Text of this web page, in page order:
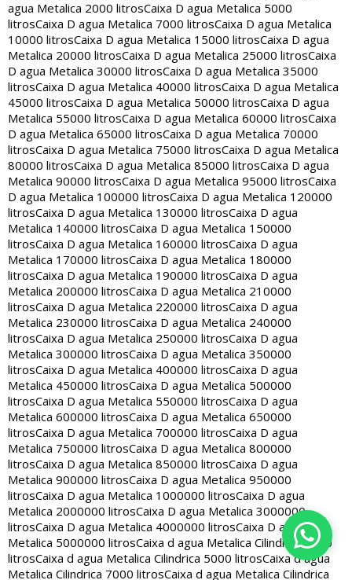
agua Metalica 2000 litrosCaixa D agua Metalica 5000
litrosCaixa D agua Metalica 7000 litrosCaixa D agua Metalica
10000 litrosCaixa D agua Metalica 15000 litrosCaixa D agua
Metalica 20000 litrosCaixa D agua Metalica 25000 litrosCaixa
D agua Metalica 30000 litrosCaixa D agua Metalica 35000
litrosCaixa D agua Metalica 40000 litrosCaixa D agua Metalica
45000 litrosCaixa D agua Metalica 50000 litrosCaixa D agua
Metalica 55000 litrosCaixa D agua Metalica 60000 litrosCaixa
D agua Metalica 65000 litrosCaixa D agua Metalica 70000
litrosCaixa D agua Metalica 75000 litrosCaixa D agua Metalica
80000 litrosCaixa D agua Metalica 85000 litrosCaixa D agua
Metalica 90000 litrosCaixa D agua Metalica 95000 litrosCaixa
D agua Metalica 100000 litrosCaixa D agua Metalica 120000
litrosCaixa D agua Metalica 130000 litrosCaixa D agua
Metalica 140000 litrosCaixa D agua Metalica 150000
litrosCaixa D agua Metalica 160000 litrosCaixa D agua
Metalica 170000 litrosCaixa D agua Metalica 180000
litrosCaixa D agua Metalica 190000 litrosCaixa D agua
Metalica 200000 litrosCaixa D agua Metalica 210000
litrosCaixa D agua Metalica 220000 litrosCaixa D agua
Metalica 230000 litrosCaixa D agua Metalica 240000
litrosCaixa D agua Metalica 250000 litrosCaixa D agua
Metalica 300000 litrosCaixa D agua Metalica 350000
litrosCaixa D agua Metalica 400000 litrosCaixa D agua
Metalica 450000 litrosCaixa D agua Metalica 500000
litrosCaixa D agua Metalica 550000 litrosCaixa D agua
Metalica 600000 litrosCaixa D agua Metalica 650000
litrosCaixa D agua Metalica 700000 litrosCaixa D agua
Metalica 750000 litrosCaixa D agua Metalica 800000
litrosCaixa D agua Metalica 850000 litrosCaixa D agua
Metalica 900000 litrosCaixa D agua Metalica 950000
litrosCaixa D agua Metalica 1000000 litrosCaixa D agua
Metalica 2000000 litrosCaixa D agua Metalica 3000000
litrosCaixa D agua Metalica 4000000 litrosCaixa D agua
Metalica 5000000 litrosCaixa d agua Metalica Cilindrica 2000
litrosCaixa d agua Metalica Cilindrica 5000 litrosCaixa d agua
Metalica Cilindrica 7000 litrosCaixa d agua Metalica Cilindrica